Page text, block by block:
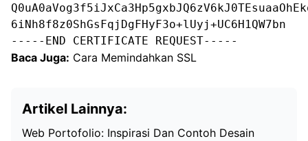
6iNh8f8z0ShGsFqjDgFHyF3o+lUyj+UC6H1QW7bn
-----END CERTIFICATE REQUEST-----
Baca Juga: Cara Memindahkan SSL
Artikel Lainnya:
Web Portofolio: Inspirasi Dan Contoh Desain